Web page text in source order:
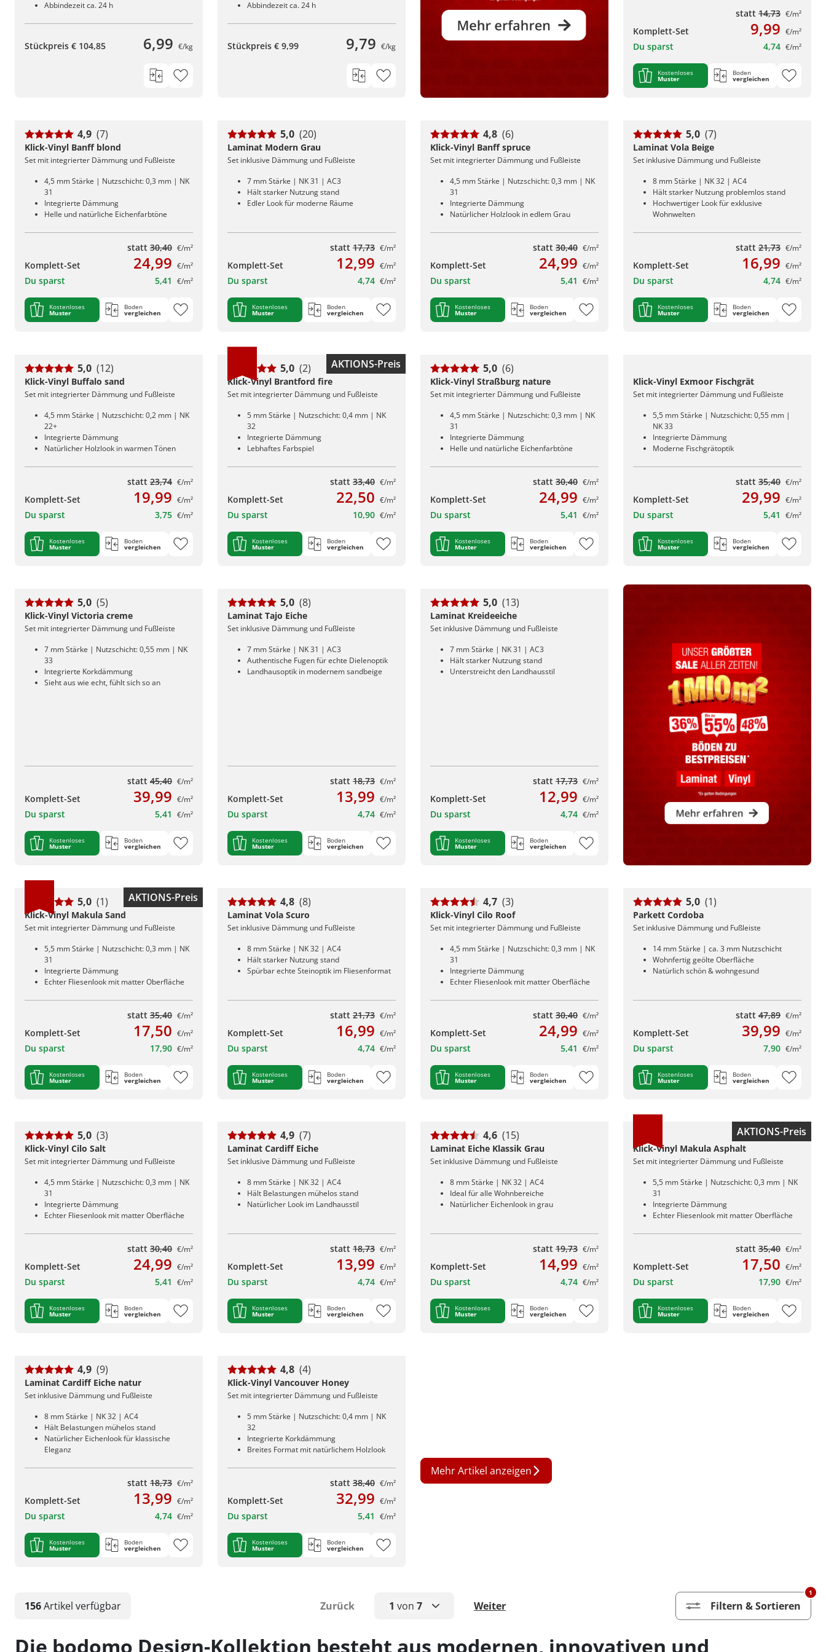
Abbindezeit ca. 24 h
Stückpreis € 104,85 6,99 €/kg
Abbindezeit ca. 24 h
Stückpreis € 9,99 9,79 €/kg
statt 14,73 €/m²
Komplett-Set 9,99 €/m²
Du sparst 4,74 €/m²
Kostenloses
Muster
Boden
vergleichen
4,9 (7)
Klick-Vinyl Banff blond
Set mit integrierter Dämmung und Fußleiste
4,5 mm Stärke | Nutzschicht: 0,3 mm | NK
31
Integrierte Dämmung
Helle und natürliche Eichenfarbtöne
statt 30,40 €/m²
Komplett-Set 24,99 €/m²
Du sparst 5,41 €/m²
Kostenloses
Muster
Boden
vergleichen
5,0 (20)
Laminat Modern Grau
Set inklusive Dämmung und Fußleiste
7 mm Stärke | NK 31 | AC3
Hält starker Nutzung stand
Edler Look für moderne Räume
statt 17,73 €/m²
Komplett-Set 12,99 €/m²
Du sparst 4,74 €/m²
Kostenloses
Muster
Boden
vergleichen
4,8 (6)
Klick-Vinyl Banff spruce
Set mit integrierter Dämmung und Fußleiste
4,5 mm Stärke | Nutzschicht: 0,3 mm | NK
31
Integrierte Dämmung
Natürlicher Holzlook in edlem Grau
statt 30,40 €/m²
Komplett-Set 24,99 €/m²
Du sparst 5,41 €/m²
Kostenloses
Muster
Boden
vergleichen
5,0 (7)
Laminat Vola Beige
Set inklusive Dämmung und Fußleiste
8 mm Stärke | NK 32 | AC4
Hält starker Nutzung problemlos stand
Hochwertiger Look für exklusive
Wohnwelten
statt 21,73 €/m²
Komplett-Set 16,99 €/m²
Du sparst 4,74 €/m²
Kostenloses
Muster
Boden
vergleichen
5,0 (12)
Klick-Vinyl Buffalo sand
Set mit integrierter Dämmung und Fußleiste
4,5 mm Stärke | Nutzschicht: 0,2 mm | NK
22+
Integrierte Dämmung
Natürlicher Holzlook in warmen Tönen
statt 23,74 €/m²
Komplett-Set 19,99 €/m²
Du sparst 3,75 €/m²
Kostenloses
Muster
Boden
vergleichen
AKTIONS-Preis
5,0 (2)
Klick-Vinyl Brantford fire
Set mit integrierter Dämmung und Fußleiste
5 mm Stärke | Nutzschicht: 0,4 mm | NK
32
Integrierte Dämmung
Lebhaftes Farbspiel
statt 33,40 €/m²
Komplett-Set 22,50 €/m²
Du sparst 10,90 €/m²
Kostenloses
Muster
Boden
vergleichen
5,0 (6)
Klick-Vinyl Straßburg nature
Set mit integrierter Dämmung und Fußleiste
4,5 mm Stärke | Nutzschicht: 0,3 mm | NK
31
Integrierte Dämmung
Helle und natürliche Eichenfarbtöne
statt 30,40 €/m²
Komplett-Set 24,99 €/m²
Du sparst 5,41 €/m²
Kostenloses
Muster
Boden
vergleichen
Klick-Vinyl Exmoor Fischgrät
Set mit integrierter Dämmung und Fußleiste
5,5 mm Stärke | Nutzschicht: 0,55 mm |
NK 33
Integrierte Dämmung
Moderne Fischgrätoptik
statt 35,40 €/m²
Komplett-Set 29,99 €/m²
Du sparst 5,41 €/m²
Kostenloses
Muster
Boden
vergleichen
5,0 (5)
Klick-Vinyl Victoria creme
Set mit integrierter Dämmung und Fußleiste
7 mm Stärke | Nutzschicht: 0,55 mm | NK
33
Integrierte Korkdämmung
Sieht aus wie echt, fühlt sich so an
statt 45,40 €/m²
Komplett-Set 39,99 €/m²
Du sparst 5,41 €/m²
Kostenloses
Muster
Boden
vergleichen
5,0 (8)
Laminat Tajo Eiche
Set inklusive Dämmung und Fußleiste
7 mm Stärke | NK 31 | AC3
Authentische Fugen für echte Dielenoptik
Landhausoptik in modernem sandbeige
statt 18,73 €/m²
Komplett-Set 13,99 €/m²
Du sparst 4,74 €/m²
Kostenloses
Muster
Boden
vergleichen
5,0 (13)
Laminat Kreideeiche
Set inklusive Dämmung und Fußleiste
7 mm Stärke | NK 31 | AC3
Hält starker Nutzung stand
Unterstreicht den Landhausstil
statt 17,73 €/m²
Komplett-Set 12,99 €/m²
Du sparst 4,74 €/m²
Kostenloses
Muster
Boden
vergleichen
AKTIONS-Preis
5,0 (1)
Klick-Vinyl Makula Sand
Set mit integrierter Dämmung und Fußleiste
5,5 mm Stärke | Nutzschicht: 0,3 mm | NK
31
Integrierte Dämmung
Echter Fliesenlook mit matter Oberfläche
statt 35,40 €/m²
Komplett-Set 17,50 €/m²
Du sparst 17,90 €/m²
Kostenloses
Muster
Boden
vergleichen
4,8 (8)
Laminat Vola Scuro
Set inklusive Dämmung und Fußleiste
8 mm Stärke | NK 32 | AC4
Hält starker Nutzung stand
Spürbar echte Steinoptik im Fliesenformat
statt 21,73 €/m²
Komplett-Set 16,99 €/m²
Du sparst 4,74 €/m²
Kostenloses
Muster
Boden
vergleichen
4,7 (3)
Klick-Vinyl Cilo Roof
Set mit integrierter Dämmung und Fußleiste
4,5 mm Stärke | Nutzschicht: 0,3 mm | NK
31
Integrierte Dämmung
Echter Fliesenlook mit matter Oberfläche
statt 30,40 €/m²
Komplett-Set 24,99 €/m²
Du sparst 5,41 €/m²
Kostenloses
Muster
Boden
vergleichen
5,0 (1)
Parkett Cordoba
Set inklusive Dämmung und Fußleiste
14 mm Stärke | ca. 3 mm Nutzschicht
Wohnfertig geölte Oberfläche
Natürlich schön & wohngesund
statt 47,89 €/m²
Komplett-Set 39,99 €/m²
Du sparst 7,90 €/m²
Kostenloses
Muster
Boden
vergleichen
5,0 (3)
Klick-Vinyl Cilo Salt
Set mit integrierter Dämmung und Fußleiste
4,5 mm Stärke | Nutzschicht: 0,3 mm | NK
31
Integrierte Dämmung
Echter Fliesenlook mit matter Oberfläche
statt 30,40 €/m²
Komplett-Set 24,99 €/m²
Du sparst 5,41 €/m²
Kostenloses
Muster
Boden
vergleichen
4,9 (7)
Laminat Cardiff Eiche
Set inklusive Dämmung und Fußleiste
8 mm Stärke | NK 32 | AC4
Hält Belastungen mühelos stand
Natürlicher Look im Landhausstil
statt 18,73 €/m²
Komplett-Set 13,99 €/m²
Du sparst 4,74 €/m²
Kostenloses
Muster
Boden
vergleichen
4,6 (15)
Laminat Eiche Klassik Grau
Set inklusive Dämmung und Fußleiste
8 mm Stärke | NK 32 | AC4
Ideal für alle Wohnbereiche
Natürlicher Eichenlook in grau
statt 19,73 €/m²
Komplett-Set 14,99 €/m²
Du sparst 4,74 €/m²
Kostenloses
Muster
Boden
vergleichen
AKTIONS-Preis
Klick-Vinyl Makula Asphalt
Set mit integrierter Dämmung und Fußleiste
5,5 mm Stärke | Nutzschicht: 0,3 mm | NK
31
Integrierte Dämmung
Echter Fliesenlook mit matter Oberfläche
statt 35,40 €/m²
Komplett-Set 17,50 €/m²
Du sparst 17,90 €/m²
Kostenloses
Muster
Boden
vergleichen
4,9 (9)
Laminat Cardiff Eiche natur
Set inklusive Dämmung und Fußleiste
8 mm Stärke | NK 32 | AC4
Hält Belastungen mühelos stand
Natürlicher Eichenlook für klassische
Eleganz
statt 18,73 €/m²
Komplett-Set 13,99 €/m²
Du sparst 4,74 €/m²
Kostenloses
Muster
Boden
vergleichen
4,8 (4)
Klick-Vinyl Vancouver Honey
Set mit integrierter Dämmung und Fußleiste
5 mm Stärke | Nutzschicht: 0,4 mm | NK
32
Integrierte Korkdämmung
Breites Format mit natürlichem Holzlook
statt 38,40 €/m²
Komplett-Set 32,99 €/m²
Du sparst 5,41 €/m²
Kostenloses
Muster
Boden
vergleichen
Mehr Artikel anzeigen
156Artikel verfügbar Zurück 1 von 7 Weiter Filtern & Sortieren
1
Die bodomo Design-Kollektion besteht aus modernen, innovativen und